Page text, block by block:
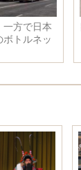
一方で日本
トルネッ